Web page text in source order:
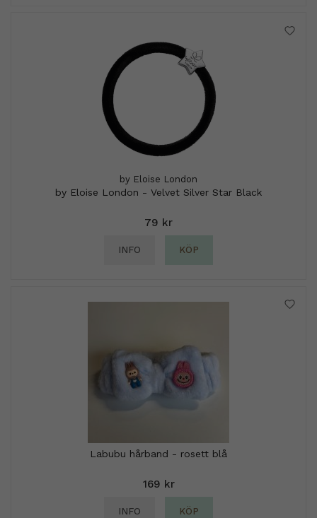
by Eloise London
by Eloise London - Velvet Silver Star Black
79 kr
INFO KÖP
Labubu hårband - rosett blå
169 kr
INFO KÖP